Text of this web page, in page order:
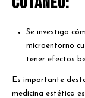
Se investiga
microentorno
tener efectos
Es importante
medicina estética